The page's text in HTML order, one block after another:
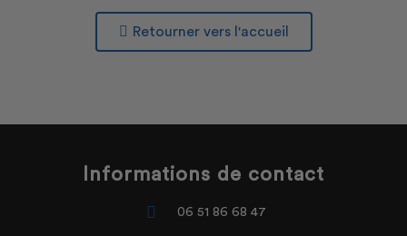
Retourner vers l'accueil
Informations de contact
06 51 86 68 47